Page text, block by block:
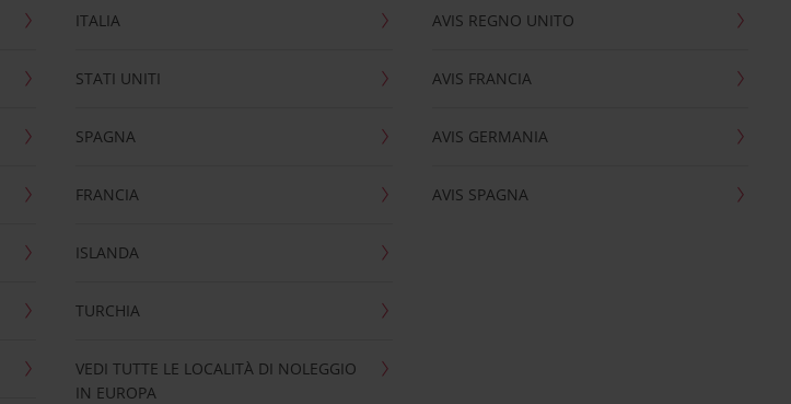
ITALIA
STATI UNITI
SPAGNA
FRANCIA
ISLANDA
TURCHIA
VEDI TUTTE LE LOCALITÀ DI NOLEGGIO
IN EUROPA
AVIS REGNO UNITO
AVIS FRANCIA
AVIS GERMANIA
AVIS SPAGNA